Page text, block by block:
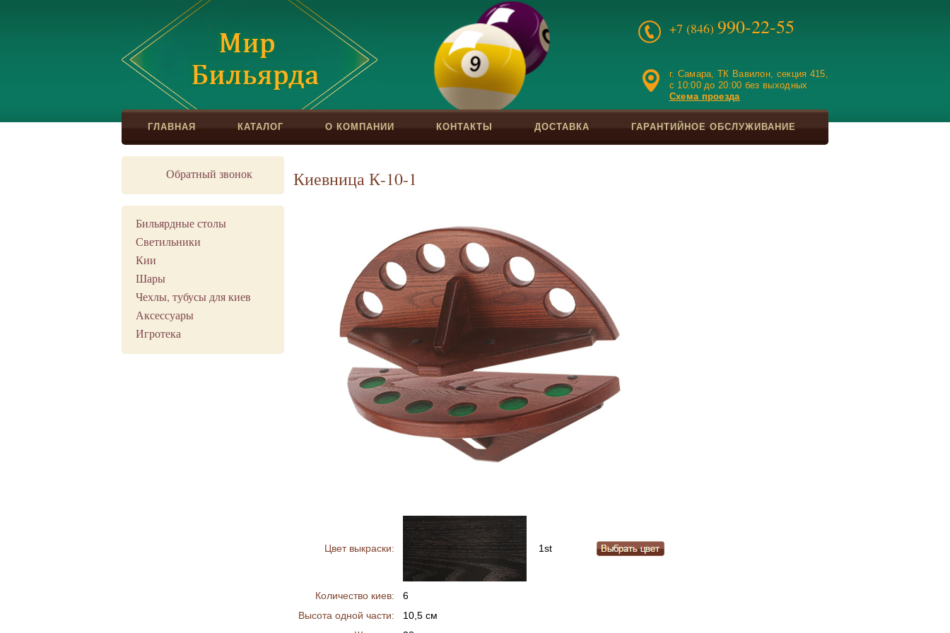
+7 (846) 990-22-55
г. Самара, ТК Вавилон, секция 415,
c 10:00 до 20:00 без выходных
Схема проезда
ГЛАВНАЯ КАТАЛОГ О КОМПАНИИ КОНТАКТЫ ДОСТАВКА ГАРАНТИЙНОЕ ОБСЛУЖИВАНИЕ
Обратный звонок
Бильярдные столы
Светильники
Кии
Шары
Чехлы, тубусы для киев
Аксессуары
Игротека
Киевница К-10-1
Цвет выкраски: 1st
Количество киев:
6
Высота одной части:
10,5 см